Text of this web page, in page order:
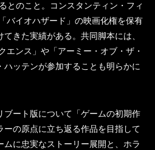
とのこと。コンスタンティン・フィ
バイオハザード」の映画化権を保有
きた実績がある。共同脚本には、
エンス」や「アーミー・オブ・ザ・
ッテンが参加することも明らかに
ブート版について「ゲームの初期作
の原点に立ち返る作品を目指して
に忠実なストーリー展開と、ホラ